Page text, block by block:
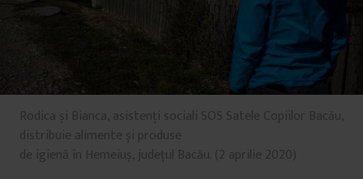
Rodica și Bianca, asistenți sociali SOS Satele Copiilor Bacău,
distribuie alimente și produse
de igienă în Hemeiuș, județul Bacău. (2 aprilie 2020)